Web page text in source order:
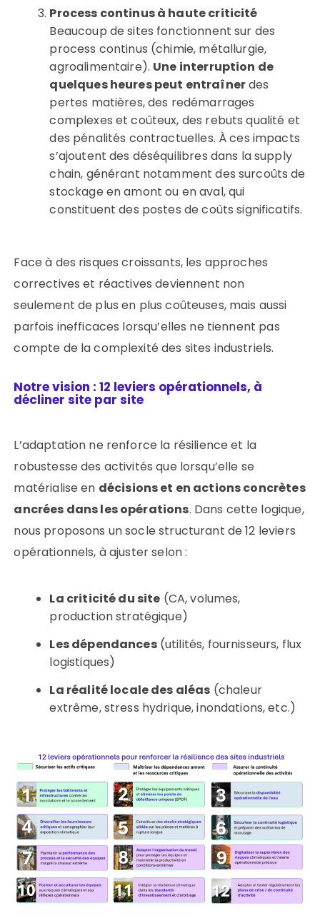
Process continus à haute criticité
Beaucoup de sites fonctionnent sur des
process continus (chimie, métallurgie,
agroalimentaire). Une interruption de
quelques heures peut entraînerdes
pertes matières, des redémarrages
complexes et coûteux, des rebuts qualité et
des pénalités contractuelles. À ces impacts
s’ajoutent des déséquilibres dans la supply
chain, générant notamment des surcoûts de
stockage en amont ou en aval, qui
constituent des postes de coûts significatifs.
Face à des risques croissants, les approches
correctives et réactives deviennent non
seulement de plus en plus coûteuses, mais aussi
parfois inefficaces lorsqu’elles ne tiennent pas
compte de la complexité des sites industriels.
Notre vision : 12 leviers opérationnels, à
décliner site par site
L’adaptation ne renforce la résilience et la
robustesse des activités que lorsqu’elle se
matérialise en décisions et en actions concrètes
ancrées dans les opérations. Dans cette logique,
nous proposons un socle structurant de 12 leviers
opérationnels, à ajuster selon :
La criticité du site (CA, volumes,
production stratégique)
Les dépendances(utilités, fournisseurs, flux
logistiques)
La réalité locale des aléas (chaleur
extrême, stress hydrique, inondations, etc.)